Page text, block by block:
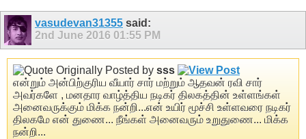
vasudevan31355 said:
2nd June 2016 01:55 PM
Originally Posted by sss
என்றும் அன்பிற்குரிய வீயார் சார் மற்றும் ஆதவன் ரவி சார்
அவர்களே , மனதார வாழ்த்திய நடிகர் திலகத்தின் உள்ளங்கள்
அனைவருக்கும் மிக்க நன்றி...என் உயிர் மூச்சி உள்ளவரை நடிகர்
திலகமே என் துணை... நீங்கள் அனைவரும் உறுதுணை... மிக்க
நன்றி...